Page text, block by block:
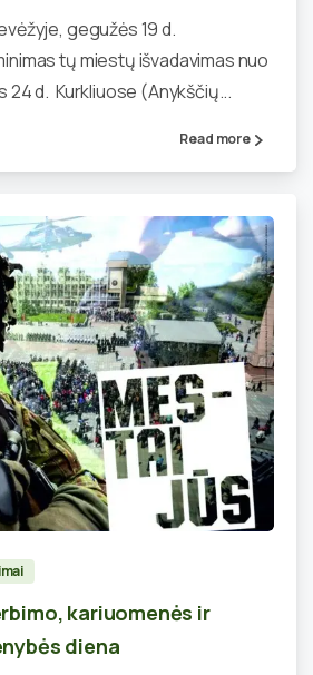
gegužės 19 d.
tų miestų išvadavimas nuo
24 d. Kurkliuose (Anykščių...
Read more
0
kariuomenės ir
diena